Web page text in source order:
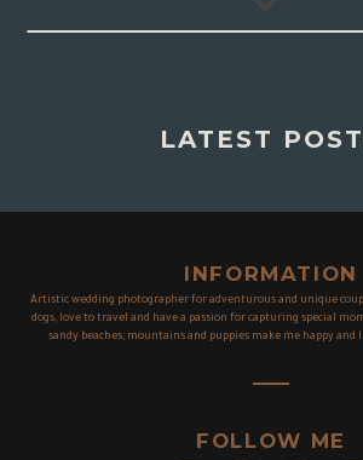
LATEST
INFORMATION
Artistic wedding photographer for adventurous and unique
dogs, love to travel and have a passion for capturing special
sandy beaches, mountains and puppies make me happy and
FOLLOW ME